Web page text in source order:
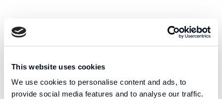
This website uses cookies
We use cookies to personalise content and ads, to
provide social media features and to analyse our traffic.
SHARE THIS PUBLICATION: